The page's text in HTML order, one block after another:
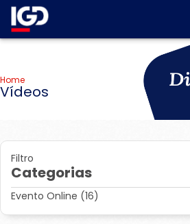
Home
Vídeos
Filtro
Categorias
Evento Online (16)